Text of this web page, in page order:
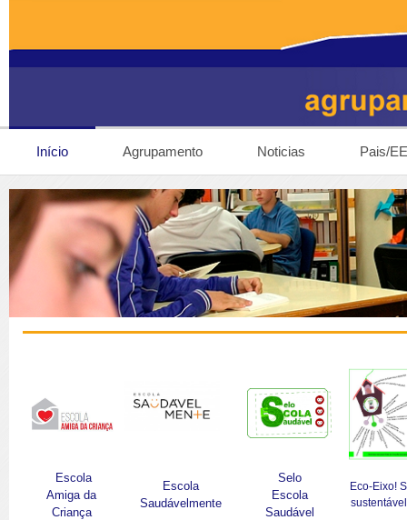
Início Agrupamento Noticias Pais/EE
Escola
Amiga da
Criança
Escola
Saudávelmente
Selo
Escola
Saudável
Eco-Eixo!